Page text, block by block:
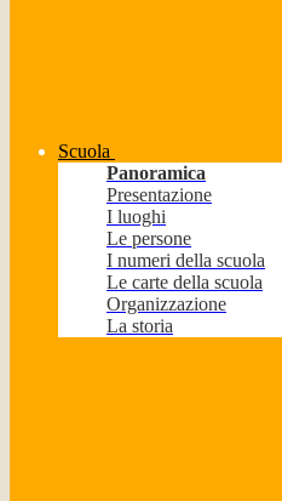
Scuola
Panoramica
Presentazione
I luoghi
Le persone
I numeri della scuola
Le carte della scuola
Organizzazione
La storia